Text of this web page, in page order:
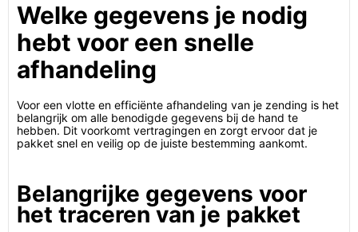
Welke gegevens je nodig
hebt voor een snelle
afhandeling
Voor een vlotte en efficiënte afhandeling van je zending is het
belangrijk om alle benodigde gegevens bij de hand te
hebben. Dit voorkomt vertragingen en zorgt ervoor dat je
pakket snel en veilig op de juiste bestemming aankomt.
Belangrijke gegevens voor
het traceren van je pakket